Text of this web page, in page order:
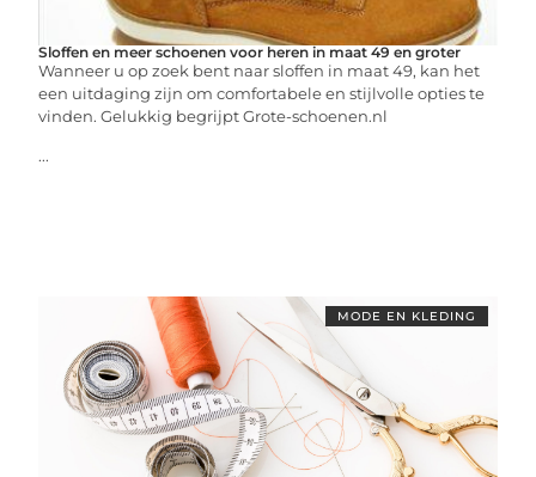
Sloffen en meer schoenen voor heren in maat 49 en groter
Wanneer u op zoek bent naar sloffen in maat 49, kan het
een uitdaging zijn om comfortabele en stijlvolle opties te
vinden. Gelukkig begrijpt Grote-schoenen.nl
...
MODE EN KLEDING